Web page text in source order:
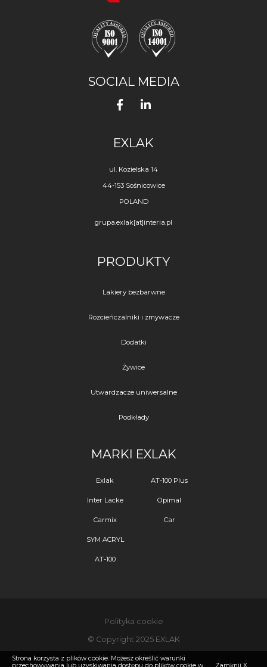
Strona korzysta z plików cookie. Możesz określić warunki
SOCIAL MEDIA
EXLAK
ul. Kozielska 14
44-153 Sośnicowice
POLAND
grupa.exlak[at]interia.pl
PRODUKTY
Lakiery bezbarwne
Rozcieńczalniki i zmywacze
Dodatki
Żywice
Utwardzacze uniwersalne
Podkłady
MARKI EXLAK
Exlak
Inter Lacke
Carmix
SYM ACRYL
AT-100
AT-100 Plus
Opimal
Car
Polityka cookie
© Copyright 2025 EXLAK
Webdesign by Webidea.pl